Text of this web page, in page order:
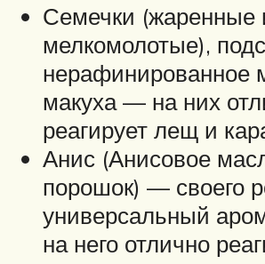
Семечки (жаренные
мелкомолотые),
нерафинированное
макуха — на них
реагирует лещ и
Анис (Анисовое
порошок) — своего
универсальный
на него отлично